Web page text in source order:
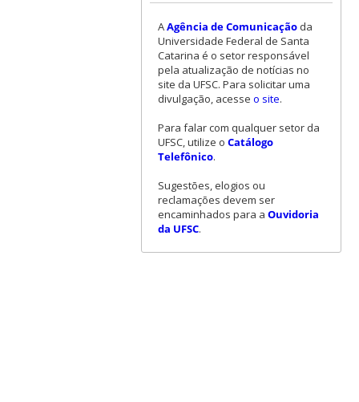
AAgência de Comunicaçãoda
Universidade Federal de Santa
Catarina é o setor responsável
pela atualização de notícias no
site da UFSC. Para solicitar uma
divulgação, acesse o site.
Para falar com qualquer setor da
UFSC, utilize o Catálogo
Telefônico.
Sugestões, elogios ou
reclamações devem ser
encaminhados para a Ouvidoria
da UFSC.